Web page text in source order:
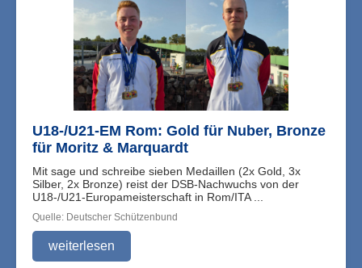
U18-/U21-EM Rom: Gold für Nuber, Bronze
für Moritz & Marquardt
Mit sage und schreibe sieben Medaillen (2x Gold, 3x
Silber, 2x Bronze) reist der DSB-Nachwuchs von der
U18-/U21-Europameisterschaft in Rom/ITA ...
Quelle: Deutscher Schützenbund
weiterlesen